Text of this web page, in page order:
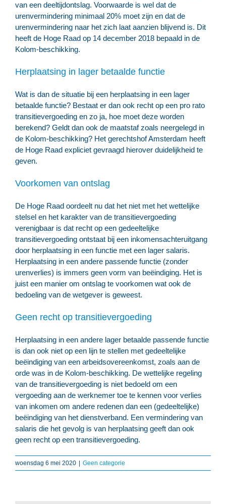
van een deeltijdontslag. Voorwaarde is wel dat de
urenvermindering minimaal 20% moet zijn en dat de
urenvermindering naar het zich laat aanzien blijvend is. Dit
heeft de Hoge Raad op 14 december 2018 bepaald in de
Kolom-beschikking.
Herplaatsing in lager betaalde functie
Wat is dan de situatie bij een herplaatsing in een lager
betaalde functie? Bestaat er dan ook recht op een pro rato
transitievergoeding en zo ja, hoe moet deze worden
berekend? Geldt dan ook de maatstaf zoals neergelegd in
de Kolom-beschikking? Het gerechtshof Amsterdam heeft
de Hoge Raad expliciet gevraagd hierover duidelijkheid te
geven.
Voorkomen van ontslag
De Hoge Raad oordeelt nu dat het niet met het wettelijke
stelsel en het karakter van de transitievergoeding
verenigbaar is dat recht op een gedeeltelijke
transitievergoeding ontstaat bij een inkomensachteruitgang
door herplaatsing in een functie met een lager salaris.
Herplaatsing in een andere passende functie (zonder
urenverlies) is immers geen vorm van beëindiging. Het is
juist een manier om ontslag te voorkomen wat ook de
bedoeling van de wetgever is geweest.
Geen recht op transitievergoeding
Herplaatsing in een andere lager betaalde passende functie
is dan ook niet op een lijn te stellen met gedeeltelijke
beëindiging van een arbeidsovereenkomst, zoals aan de
orde was in de Kolom-beschikking. De wettelijke regeling
van de transitievergoeding is niet bedoeld om een
vergoeding aan de werknemer toe te kennen voor verlies
van inkomen om andere redenen dan een (gedeeltelijke)
beëindiging van het dienstverband. Een vermindering van
salaris die het gevolg is van herplaatsing geeft dan ook
geen recht op een transitievergoeding.
woensdag 6 mei 2020 | Geen categorie